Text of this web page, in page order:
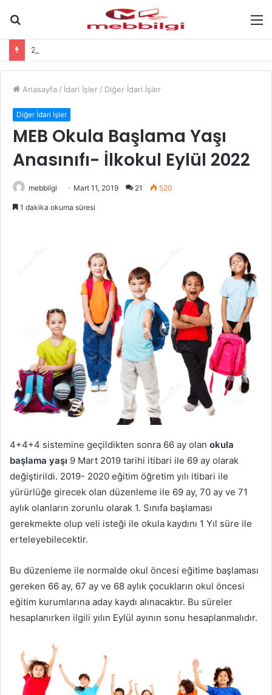
yap
2 Karne Öğretmen Görüşü Hakkında-
Anasayfa / İdari İşler / Diğer İdari İşler
Diğer İdari İşler
MEB Okula Başlama Yaşı
Anasınıfı- İlkokul Eylül 2022
mebbilgi Mart 11, 2019 21 520
1 dakika okuma süresi
4+4+4 sistemine geçildikten sonra 66 ay olan okula
başlama yaşı 9 Mart 2019 tarihi itibari ile 69 ay olarak
değiştirildi. 2019- 2020 eğitim öğretim yılı itibari ile
yürürlüğe girecek olan düzenleme ile 69 ay, 70 ay ve 71
aylık olanların zorunlu olarak 1. Sınıfa başlaması
gerekmekte olup veli isteği ile okula kaydını 1 Yıl süre ile
erteleyebilecektir.
Bu düzenleme ile normalde okul öncesi eğitime başlaması
gereken 66 ay, 67 ay ve 68 aylık çocukların okul öncesi
eğitim kurumlarına aday kaydı alınacaktır. Bu süreler
hesaplanırken ilgili yılın Eylül ayının sonu hesaplanmalıdır.